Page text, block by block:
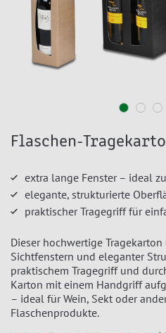
Flaschen-
extra lange Fenster – ideal
elegante, strukturierte
praktischer Tragegriff für
Dieser hochwertige
Sichtfenstern und eleganter
praktischem Tragegriff und
Karton mit einem Handgriff
– ideal für Wein, Sekt oder
Flaschenprodukte.